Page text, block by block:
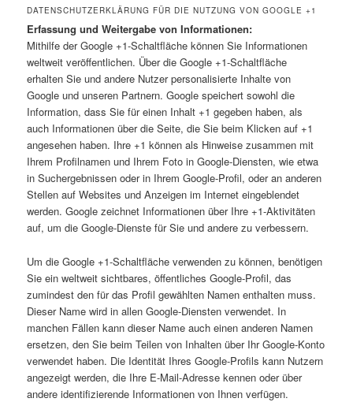
DATENSCHUTZERKLÄRUNG FÜR DIE NUTZUNG VON GOOGLE +1
Erfassung und Weitergabe von Informationen:
Mithilfe der Google +1-Schaltfläche können Sie Informationen
weltweit veröffentlichen. Über die Google +1-Schaltfläche
erhalten Sie und andere Nutzer personalisierte Inhalte von
Google und unseren Partnern. Google speichert sowohl die
Information, dass Sie für einen Inhalt +1 gegeben haben, als
auch Informationen über die Seite, die Sie beim Klicken auf +1
angesehen haben. Ihre +1 können als Hinweise zusammen mit
Ihrem Profilnamen und Ihrem Foto in Google-Diensten, wie etwa
in Suchergebnissen oder in Ihrem Google-Profil, oder an anderen
Stellen auf Websites und Anzeigen im Internet eingeblendet
werden. Google zeichnet Informationen über Ihre +1-Aktivitäten
auf, um die Google-Dienste für Sie und andere zu verbessern.
Um die Google +1-Schaltfläche verwenden zu können, benötigen
Sie ein weltweit sichtbares, öffentliches Google-Profil, das
zumindest den für das Profil gewählten Namen enthalten muss.
Dieser Name wird in allen Google-Diensten verwendet. In
manchen Fällen kann dieser Name auch einen anderen Namen
ersetzen, den Sie beim Teilen von Inhalten über Ihr Google-Konto
verwendet haben. Die Identität Ihres Google-Profils kann Nutzern
angezeigt werden, die Ihre E-Mail-Adresse kennen oder über
andere identifizierende Informationen von Ihnen verfügen.